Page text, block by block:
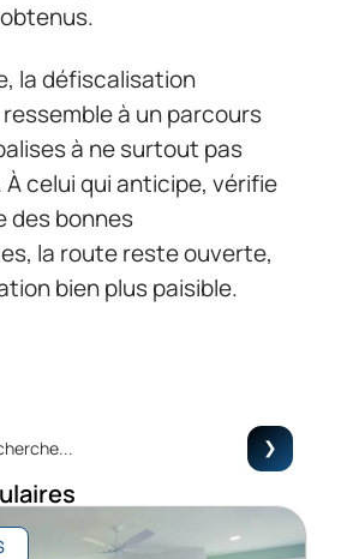
obtenus.
la défiscalisation
à un parcours
à ne surtout pas
celui qui anticipe, vérifie
des bonnes
la route reste ouverte,
bien plus paisible.